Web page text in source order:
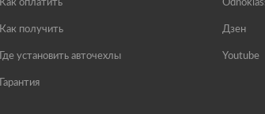
Как оплатить
Как получить
Где установить авточехлы
Гарантия
Дзен
Youtube